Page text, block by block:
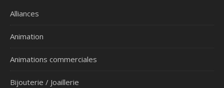
Alliances
Animation
Animations commerciales
Bijouterie / Joaillerie